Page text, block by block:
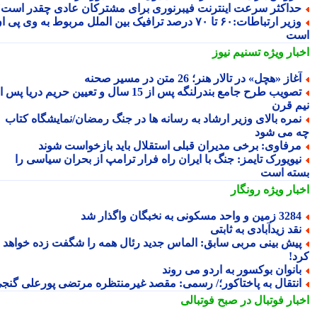
سرعت اینترنت فیبرنوری برای مشترکان عادی چقدر است؟
وزیر ارتباطات:۶۰ تا ۷۰ درصد ترافیک بین الملل مربوط به وی پی ان
ویژهتسنیم نیوز
«هچل» در تالار هنر؛ 26 متن در مسیر صحنه
تصویب طرح جامع بندرلنگه پس از 15 سال و تعیین حریم دریا پس از
قرن
بالای وزیر ارشاد به رسانه ها در جنگ رمضان/نمایشگاه کتاب
می شود
برخی مدیران قبلی استقلال باید بازخواست شوند
تایمز: جنگ با ایران راه فرار ترامپ از بحران سیاسی را
است
ویژهرونگار
و واحد مسکونی به نخبگان واگذار شد
زیدآبادی به ثابتی
بینی مربی سابق: الماس جدید رئال همه را شگفت زده خواهد
بوکسور به اردو می روند
به پاختاکور؛/ رسمی: مقصد غیرمنتظره مرتضی پورعلی گنجی
فوتبال در صبح فوتبالی